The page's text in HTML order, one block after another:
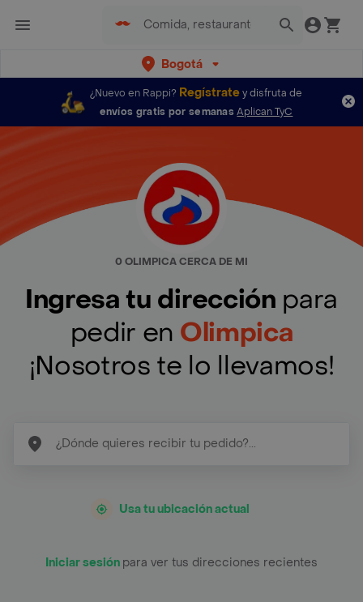
Bogotá
¿Nuevo en Rappi? Regístratey disfruta de
envíos gratis por semanas Aplican TyC
0 OLIMPICA CERCA DE MI
Ingresa tu dirección para
pedir en Olimpica
¡Nosotros te lo llevamos!
Usa tu ubicación actual
Iniciar sesión para ver tus direcciones recientes